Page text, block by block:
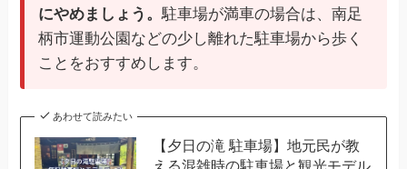
にやめましょう。駐車場が満車の場合は、南足
柄市運動公園などの少し離れた駐車場から歩く
ことをおすすめします。
あわせて読みたい
【夕日の滝 駐車場】地元民が教
える混雑時の駐車場と観光モデル